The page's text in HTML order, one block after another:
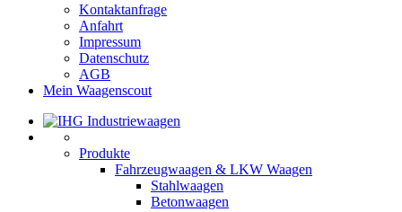
Kontaktanfrage
Anfahrt
Impressum
Datenschutz
AGB
Mein Waagenscout
Produkte
Fahrzeugwaagen & LKW Waagen
Stahlwaagen
Betonwaagen